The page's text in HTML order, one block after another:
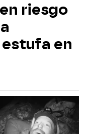
riesgo
en